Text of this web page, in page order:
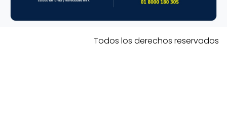
Todos los derechos reservados